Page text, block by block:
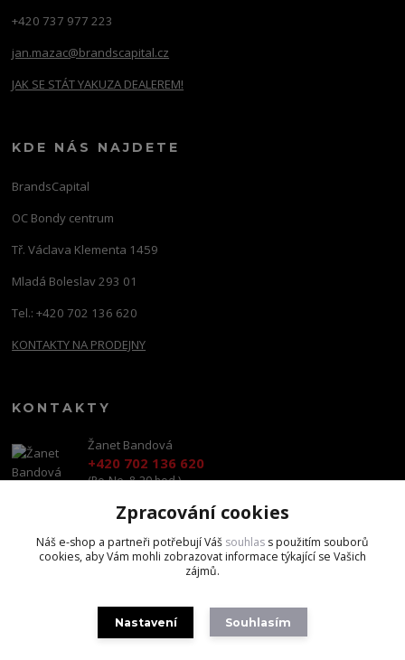
+420 737 977 223
jan.mazac@brandscapital.cz
JAK SE STÁT YAKUZA DEALEREM!
KDE NÁS NAJDETE
BrandsCapital
OC Bondy centrum
Tř. Václava Klementa 1459
Mladá Boleslav 293 01
Tel.: +420 702 136 620
KONTAKTY NA PRODEJNY
KONTAKTY
Žanet Bandová
+420 702 136 620
(Po-Ne, 8-20 hod.)
shop@brandscapital.cz
Zpracování cookies
Náš e-shop a partneři potřebují Váš souhlas s použitím souborů
cookies, aby Vám mohli zobrazovat informace týkající se Vašich
zájmů.
Nastavení Souhlasím